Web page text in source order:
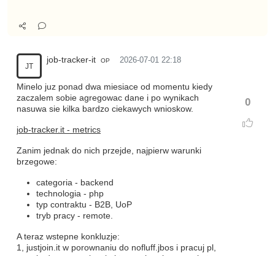
JT
job-tracker-it OP 2026-07-01 22:18
0
Minelo juz ponad dwa miesiace od momentu kiedy
zaczalem sobie agregowac dane i po wynikach
nasuwa sie kilka bardzo ciekawych wnioskow.
job-tracker.it - metrics
Zanim jednak do nich przejde, najpierw warunki
brzegowe:
categoria - backend
technologia - php
typ contraktu - B2B, UoP
tryb pracy - remote.
A teraz wstepne konkluzje:
1, justjoin.it w porownaniu do nofluff.jbos i pracuj pl,